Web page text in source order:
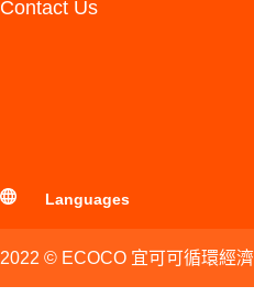
Contact Us
Languages
2022 © ECOCO 宜可可循環經